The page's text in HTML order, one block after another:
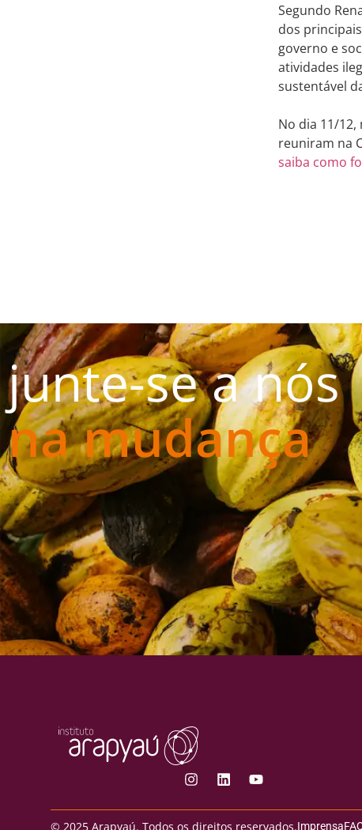
Segundo
dos
governo e
atividades
sustentável
No dia 11/
reuniram na
saiba como
junte-se a nós
na mudança
© 2025 Arapyaú. Todos os direitos reservados.Imprensa